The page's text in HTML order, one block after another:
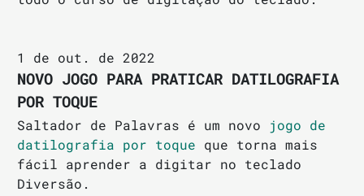
1 de out. de 2022
NOVO JOGO PARA PRATICAR DATILOGRAFIA
POR TOQUE
Saltador de Palavras é um novo jogo de
datilografia por toque que torna mais
fácil aprender a digitar no teclado
Diversão.